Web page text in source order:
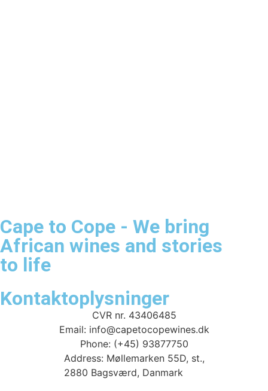
Cape to Cope - We bring
African wines and stories
to life
Kontaktoplysninger
CVR nr. 43406485
Email: info@capetocopewines.dk
Phone: (+45) 93877750
Address: Møllemarken 55D, st.,
2880 Bagsværd, Danmark